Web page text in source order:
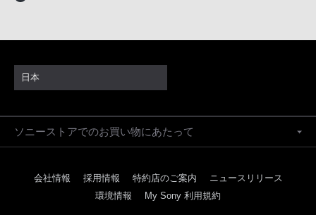
日本
ソニーストアでのお買い物にあたって
会社情報 採用情報 特約店のご案内
ニュースリリース
環境情報
My Sony 利用規約